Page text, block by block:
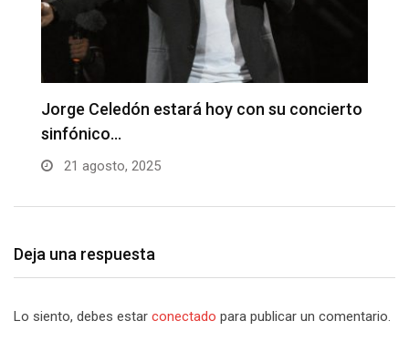
Fabian Corrales con sus grandes éxitos en
La…
21 agosto, 2025
Deja una respuesta
Lo siento, debes estar conectado para publicar un comentario.